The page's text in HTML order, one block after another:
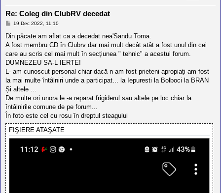
Re: Coleg din ClubRV decedat
M
s
j
19 Dec 2022, 11:10
Din păcate am aflat ca a decedat nea'Sandu Toma.
A fost membru CD în Clubrv dar mai mult decât atât a fost unul din cei
care au scris cel mai mult în secțiunea " tehnic" a acestui forum.
DUMNEZEU SA-L IERTE!
L- am cunoscut personal chiar dacă n am fost prieteni apropiați am fost
la mai multe întâlniri unde a participat... la Iepuresti la Bolboci la BRAN
Și altele ...
De multe ori unora le -a reparat frigiderul sau altele pe loc chiar la
întâlnirile comune de pe forum...
În foto este cel cu rosu în dreptul steagului
FIŞIERE ATAŞATE